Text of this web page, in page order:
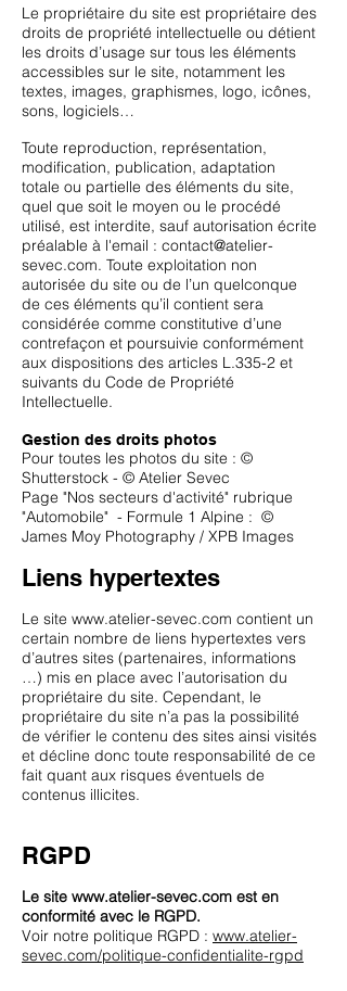
Le propriétaire du site est propriétaire des
droits de propriété intellectuelle ou détient
les droits d’usage sur tous les éléments
accessibles sur le site, notamment les
textes, images, graphismes, logo, icônes,
sons, logiciels…
Toute reproduction, représentation,
modification, publication, adaptation
totale ou partielle des éléments du site,
quel que soit le moyen ou le procédé
utilisé, est interdite, sauf autorisation écrite
préalable à l'email : contact@atelier-
sevec.com. Toute exploitation non
autorisée du site ou de l’un quelconque
de ces éléments qu’il contient sera
considérée comme constitutive d’une
contrefaçon et poursuivie conformément
aux dispositions des articles L.335-2 et
suivants du Code de Propriété
Intellectuelle.
Gestion des droits photos
Pour toutes les photos du site : ©
Shutterstock - © Atelier Sevec
Page "Nos secteurs d'activité" rubrique
"Automobile" - Formule 1 Alpine : ©
James Moy Photography / XPB Images
Liens hypertextes
Le site www.atelier-sevec.com contient un
certain nombre de liens hypertextes vers
d’autres sites (partenaires, informations
…) mis en place avec l’autorisation du
propriétaire du site. Cependant, le
propriétaire du site n’a pas la possibilité
de vérifier le contenu des sites ainsi visités
et décline donc toute responsabilité de ce
fait quant aux risques éventuels de
contenus illicites.
RGPD
Le site www.atelier-sevec.com est en
conformité avec le RGPD.
Voir notre politique RGPD : www.atelier-
sevec.com/politique-confidentialite-rgpd